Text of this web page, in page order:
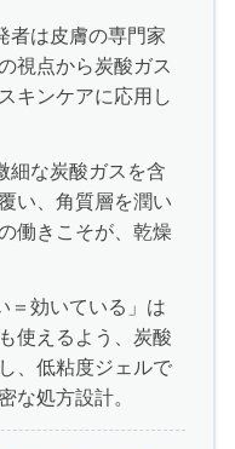
者は皮膚の専門家
視点から炭酸ガス
キンケアに応用し
細な炭酸ガスを含
い、角質層を潤い
働きこそが、乾燥
＝効いている」は
使えるよう、炭酸
、低粘度ジェルで
な処方設計。